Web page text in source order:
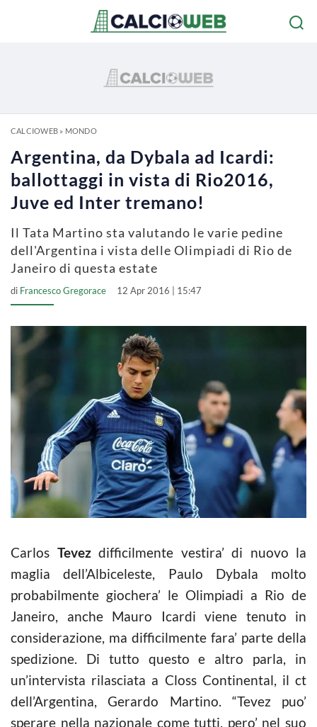
CALCIOWEB» MONDO
Argentina, da Dybala ad Icardi:
ballottaggi in vista di Rio2016,
Juve ed Inter tremano!
Il Tata Martino sta valutando le varie pedine
dell'Argentina i vista delle Olimpiadi di Rio de
Janeiro di questa estate
di Francesco Gregorace 12 Apr 2016 | 15:47
Carlos Tevezdifficilmente vestira’ di nuovo la
maglia dell’Albiceleste, Paulo Dybala molto
probabilmente giochera’ le Olimpiadi a Rio de
Janeiro, anche Mauro Icardi viene tenuto in
considerazione, ma difficilmente fara’ parte della
spedizione. Di tutto questo e altro parla, in
un’intervista rilasciata a Closs Continental, il ct
dell’Argentina, Gerardo Martino. “Tevez puo’
sperare nella nazionale come tutti, pero’ nel suo